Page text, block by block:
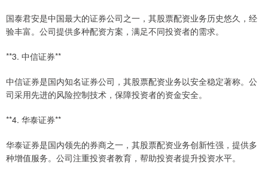
国泰君安是中国最大的证券公司之一，其股票配资业务历史悠久，经
验丰富。公司提供多种配资方案，满足不同投资者的需求。
**3. 中信证券**
中信证券是国内知名证券公司，其股票配资业务以安全稳定著称。公
司采用先进的风险控制技术，保障投资者的资金安全。
**4. 华泰证券**
华泰证券是国内领先的券商之一，其股票配资业务创新性强，提供多
种增值服务。公司注重投资者教育，帮助投资者提升投资水平。